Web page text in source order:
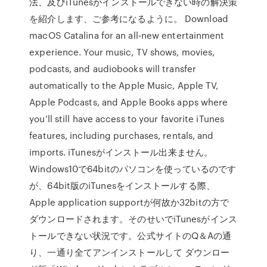
を紹介します、ご参考になるように。 Download
macOS Catalina for an all‑new entertainment
experience. Your music, TV shows, movies,
podcasts, and audiobooks will transfer
automatically to the Apple Music, Apple TV,
Apple Podcasts, and Apple Books apps where
you’ll still have access to your favorite iTunes
features, including purchases, rentals, and
imports. iTunesがインストール出来ません。
Windows10で64bitのパソコンを使っているのです
が、64bit版のiTunesをインストールする際、
Apple application supportが何故か32bitの方で
ダウンロードされます。そのせいでiTunesがインス
トールできない状況です。公式サイトのQ＆Aの通
り、一通り全てアンインストールして ダウンロー